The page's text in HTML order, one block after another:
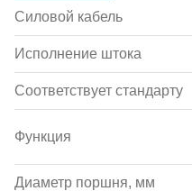
Силовой кабель
Исполнение штока
Соответствует стандарту
Функция
Диаметр поршня, мм